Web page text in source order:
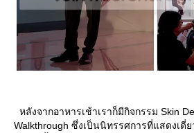
หลังจากอาหารเช้าเราก็มีกิจกรรม Skin
Walkthrough ซึ่งเป็นนิทรรศการที่แสดงเดี่